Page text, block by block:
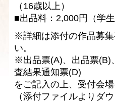
（16歳以上）
■出品料：2,000円（学生
※詳細は添付の作品募
い。
※出品票(A)、出品票(B)
査結果通知票(D)
をご記入の上、受付会
（添付ファイルよりダ